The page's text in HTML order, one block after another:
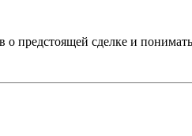
сделке и